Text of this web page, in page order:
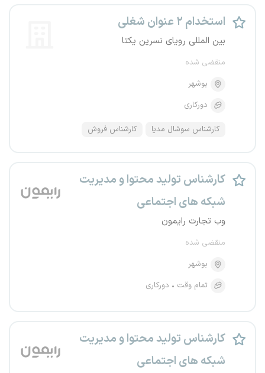
استخدام ۲ عنوان شغلی
بین المللی رویای نسرین یکتا
منقضی شده
بوشهر
دورکاری
کارشناس سوشال مدیا کارشناس فروش
کارشناس تولید محتوا و مدیریت
شبکه های اجتماعی
وب تجارت رایمون
منقضی شده
بوشهر
تمام وقت
دورکاری
کارشناس تولید محتوا و مدیریت
شبکه های اجتماعی